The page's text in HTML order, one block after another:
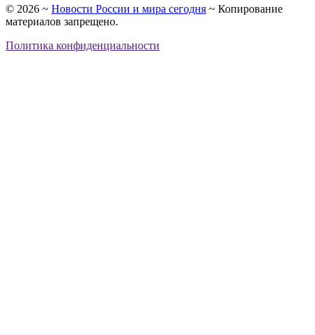
© 2026 ~ Новости России и мира сегодня ~ Копирование
материалов запрещено.
Политика конфиденциальности